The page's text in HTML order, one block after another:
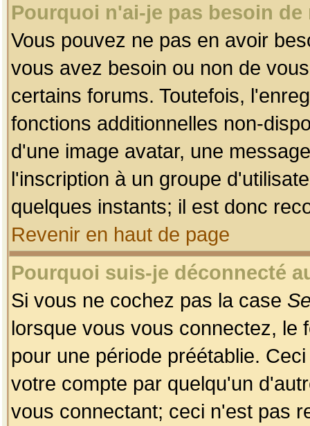
Pourquoi n'ai-je pas besoin
Vous pouvez ne pas en avoir
vous avez besoin ou non de
certains forums. Toutefois,
fonctions additionnelles non-
d'une image avatar, une
l'inscription à un groupe
quelques instants; il est donc
Revenir en haut de page
Pourquoi suis-je déconnecté
Si vous ne cochez pas la case
lorsque vous vous connectez, le
pour une période préétablie.
votre compte par quelqu'un
vous connectant; ceci n'est pas